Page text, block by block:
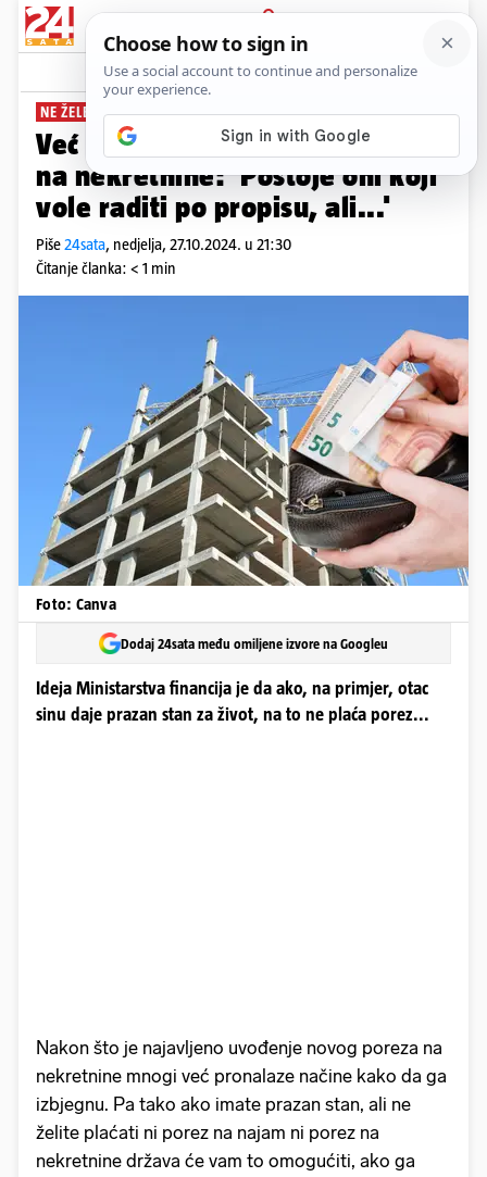
PRIJAVA
News Komentari
NE ŽELE PLAĆATI
Već se traže rupe za novi porez
na nekretnine: 'Postoje oni koji
vole raditi po propisu, ali...'
Piše24sata, nedjelja, 27.10.2024. u 21:30
Čitanje članka: < 1 min
Foto: Canva
Dodaj 24sata među omiljene izvore na Googleu
Ideja Ministarstva financija je da ako, na primjer, otac
sinu daje prazan stan za život, na to ne plaća porez...
Nakon što je najavljeno uvođenje novog poreza na
nekretnine mnogi već pronalaze načine kako da ga
izbjegnu. Pa tako ako imate prazan stan, ali ne
želite plaćati ni porez na najam ni porez na
nekretnine država će vam to omogućiti, ako ga